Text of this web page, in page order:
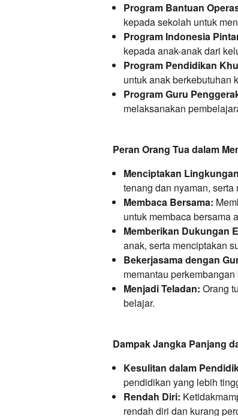
Program Bantuan
kepada sekolah untuk
Program Indonesia
kepada anak-anak dari
Program Pendidikan
untuk anak berkebutuhan
Program Guru
melaksanakan
Peran Orang Tua dalam
Menciptakan
tenang dan nyaman,
Membaca Bersama:
untuk membaca bersama
Memberikan Dukungan
anak, serta menciptakan
Bekerjasama dengan
memantau
Menjadi Teladan: Orang
belajar.
Dampak Jangka Panjang
Kesulitan dalam
pendidikan yang lebih
Rendah Diri:
rendah diri dan kurang